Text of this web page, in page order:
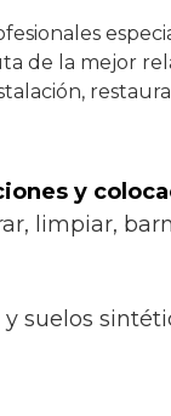
de la mejor
y
limpiar,
suelos